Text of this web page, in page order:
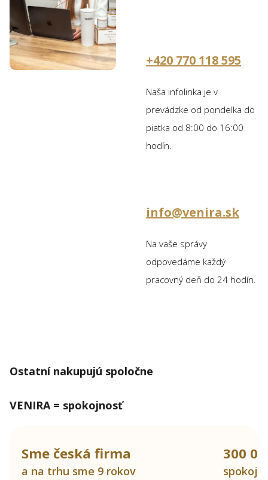
+420 770 118 595
Naša infolinka je v
prevádzke od pondelka do
piatka od 8:00 do 16:00
hodín.
info@venira.sk
Na vaše správy
odpovedáme každý
pracovný deň do 24 hodín.
Ostatní nakupujú spoločne
VENIRA = spokojnosť
Sme česká firma
a na trhu sme 9 rokov
300